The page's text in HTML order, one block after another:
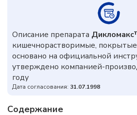
Описание препарата
кишечнорастворимые, покрытые
основано на официальной
утверждено компанией-
году
Дата согласования: 31.07.1998
Содержание